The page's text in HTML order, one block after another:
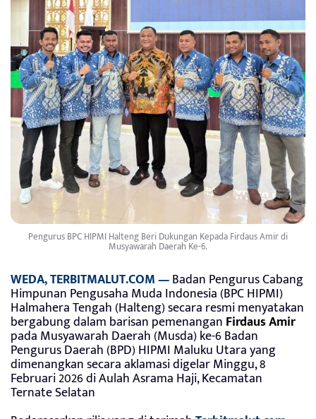
Pengurus BPC HIPMI Halteng Beri Dukungan Kepada Firdaus Amir di
Musyawarah Daerah Ke-6.
WEDA, TERBITMALUT.COM —Badan Pengurus Cabang
Himpunan Pengusaha Muda Indonesia (BPC HIPMI)
Halmahera Tengah (Halteng) secara resmi menyatakan
bergabung dalam barisan pemenangan Firdaus Amir
pada Musyawarah Daerah (Musda) ke-6 Badan
Pengurus Daerah (BPD) HIPMI Maluku Utara yang
dimenangkan secara aklamasi digelar Minggu, 8
Februari 2026 di Aulah Asrama Haji, Kecamatan
Ternate Selatan